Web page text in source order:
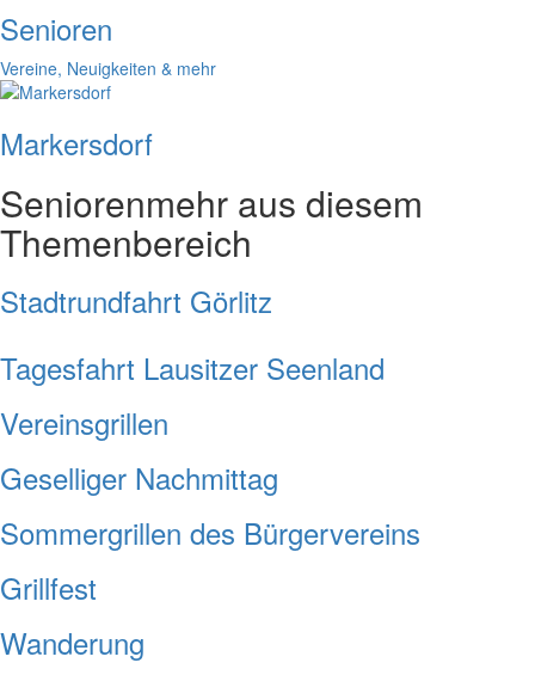
Senioren
Vereine, Neuigkeiten & mehr
Markersdorf
Seniorenmehr aus diesem
Themenbereich
Stadtrundfahrt Görlitz
Tagesfahrt Lausitzer Seenland
Vereinsgrillen
Geselliger Nachmittag
Sommergrillen des Bürgervereins
Grillfest
Wanderung